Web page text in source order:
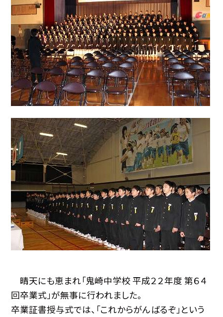
晴天にも恵まれ「鬼崎中学校 平成２２年度 第６４
回卒業式」が無事に行われました。
卒業証書授与式では、「これからがんばるぞ」という